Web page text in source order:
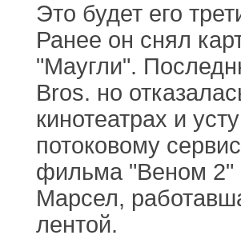
Это будет его
Ранее он снял
"Маугли".
Bros. но
кинотеатрах и
потоковому
фильма "Веном 2"
Марсел,
лентой.